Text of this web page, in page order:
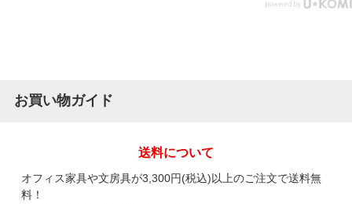
お買い物ガイド
送料について
オフィス家具や文房具が3,300円(税込)以上のご注文で送料無
料！